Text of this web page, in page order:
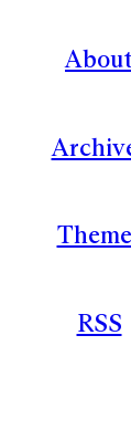
RSS